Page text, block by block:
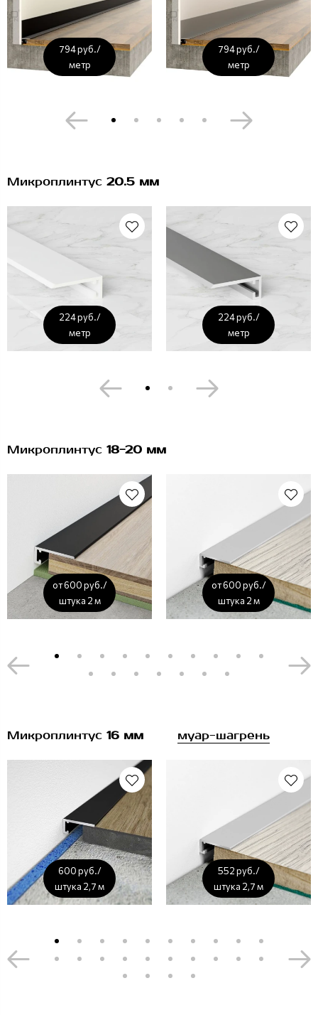
794 руб./
метр
794 руб./
метр
Микроплинтус 20.5 мм
224 руб./
метр
224 руб./
метр
Микроплинтус 18-20 мм
от 600 руб./
штука 2 м
от 600 руб./
штука 2 м
Микроплинтус 16 мм муар-шагрень
600 руб./
штука 2,7 м
552 руб./
штука 2,7 м